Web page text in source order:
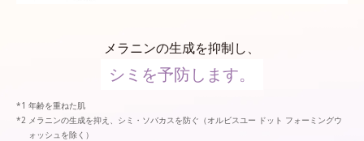
メラニンの生成を抑制し、
シミを予防します。
年齢を重ねた肌
メラニンの生成を抑え、シミ・ソバカスを防ぐ（オルビスユー ドット フォーミングウ
ォッシュを除く）